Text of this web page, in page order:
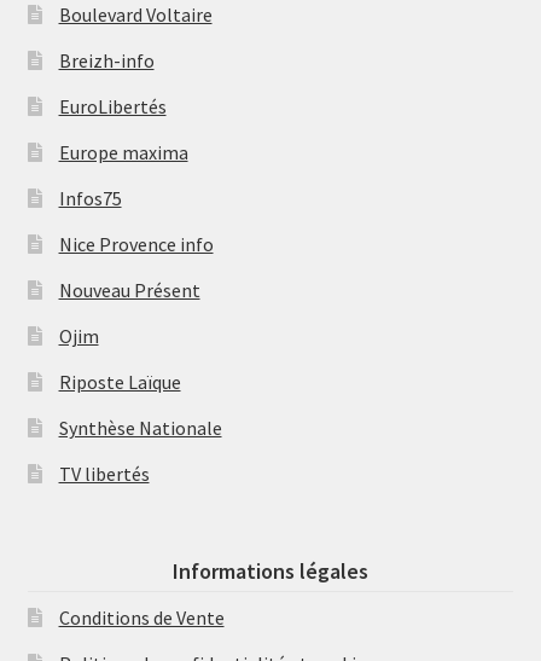
Boulevard Voltaire
Breizh-info
EuroLibertés
Europe maxima
Infos75
Nice Provence info
Nouveau Présent
Ojim
Riposte Laïque
Synthèse Nationale
TV libertés
Informations légales
Conditions de Vente